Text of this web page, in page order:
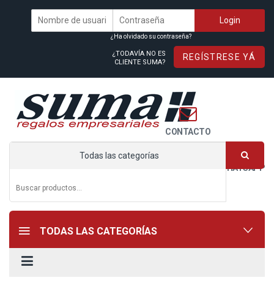
¿Ha olvidado su contraseña?
¿TODAVÍA NO ES
CLIENTE SUMA?
REGÍSTRESE YÁ
WHATSAPP
CONTACTO
Todas las categorías
TODAS LAS CATEGORÍAS